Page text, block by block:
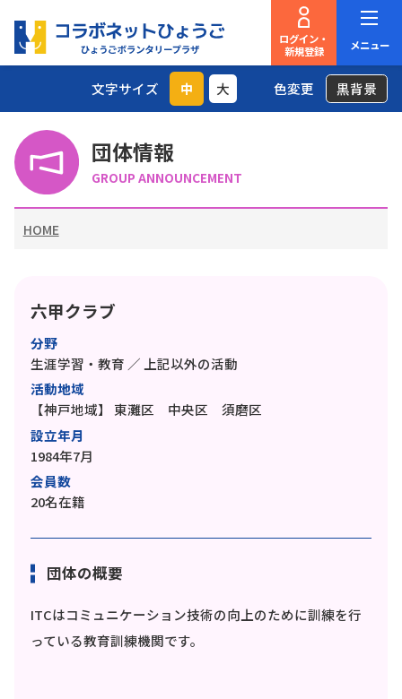
ログイン・
新規登録
メニュー
文字サイズ 中 大 色変更 黒背景
団体情報
GROUP ANNOUNCEMENT
HOME
六甲クラブ
分野
生涯学習・教育 ／ 上記以外の活動
活動地域
【神戸地域】
東灘区 中央区 須磨区
設立年月
1984年7月
会員数
20名在籍
団体の概要
ITCはコミュニケーション技術の向上のために訓練を行
っている教育訓練機関です。